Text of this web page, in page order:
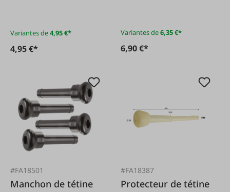
Variantes de4,95 €*
4,95 €*
Variantes de6,35 €*
6,90 €*
#FA18501
Manchon de tétine
#FA18387
Protecteur de tétine